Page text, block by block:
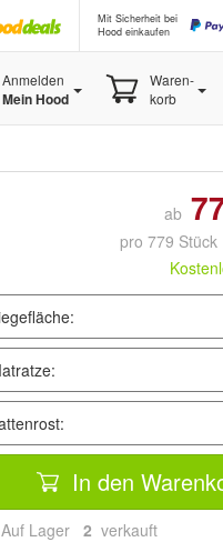
Mit Sicherheit bei
Hood einkaufen
Anmelden
Mein Hood
Waren-
korb
ab
pro 779
In den
Auf Lager 2 verkauft